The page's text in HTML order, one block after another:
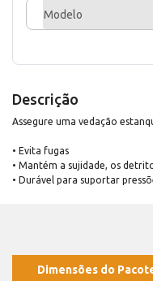
Modelo
Descrição
Assegure uma vedação
• Evita fugas
• Mantém a sujidade, os
• Durável para suportar
Dimensões do